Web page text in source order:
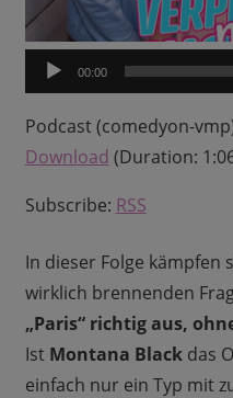
Audio-
Player
00:00
Podcast (comedyon-
Download (Duration:
Subscribe: RSS
In dieser Folge kämpfen
wirklich brennenden
„Paris“ richtig aus,
Ist Montana Blackdas
einfach nur ein Typ mit